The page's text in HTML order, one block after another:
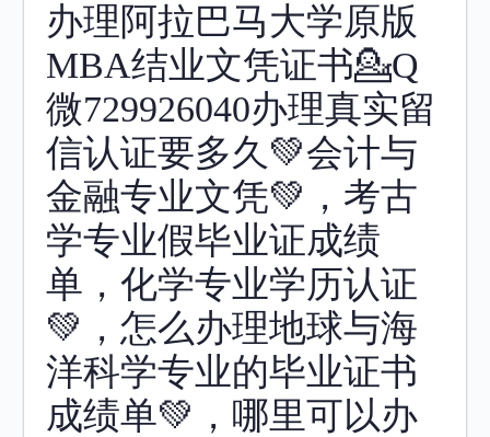
办理阿拉巴马大学原版
MBA结业文凭证书💁Q
微729926040办理真实留
信认证要多久💚会计与
金融专业文凭💚，考古
学专业假毕业证成绩
单，化学专业学历认证
💚，怎么办理地球与海
洋科学专业的毕业证书
成绩单💚，哪里可以办